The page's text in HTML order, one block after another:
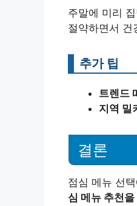
주말에 미리
절약하면서 건
추가 팁
트렌드
지역 밀
결론
점심 메뉴 선
심 메뉴 추천